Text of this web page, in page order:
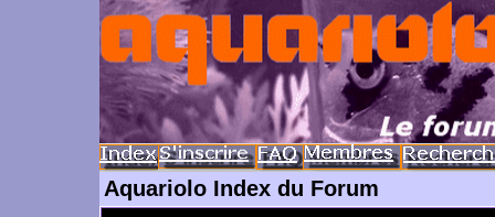
Aquariolo Index du Forum